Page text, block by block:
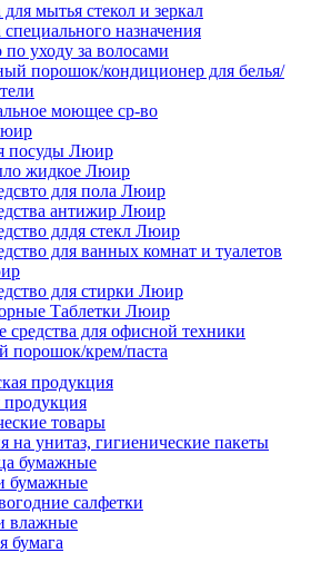
для мытья стекол и зеркал
специального назначения
по уходу за волосами
порошок/кондиционер для белья/
моющее ср-во
посуды Люир
жидкое Люир
для пола Люир
антижир Люир
длдя стекл Люир
для ванных комнат и туалетов
для стирки Люир
Таблетки Люир
средства для офисной техники
порошок/крем/паста
продукция
продукция
товары
на унитаз, гигиенические пакеты
бумажные
бумажные
салфетки
влажные
бумага